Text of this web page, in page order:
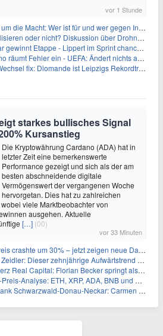
vor 1 Stunde
die Macht: Wer ist für und wer gegen Infantino?
oder nicht? Diskussion über Drohnenabwehr
gewinnt Etappe - Lippert im Sprint chancenlos
räumt Fehler ein - UEFA: Ändert nichts an Boykott
fix: Diomande ist Leipzigs Rekordtransfer
starkes bullisches Signal
Kursanstieg
Die Kryptowährung Cardano (ADA) hat in
letzter Zeit eine bemerkenswerte
Performance gezeigt und sich als der am
besten abschneidende digitale
Vermögenswert der vergangenen Woche
hervorgetan. Dies hat zu zahlreichen
viele Marktbeobachter von
ausgehen. Aktuelle
[…] (00)
vor 33 Minuten
um 30% – jetzt zeigen neue Daten: War es berechtigt?
Dieser zehnjährige Aufwärtstrend macht mich optimistisch
Real Capital: Florian Becker springt als Leiter ein
Analyse: ETH, XRP, ADA, BNB und HYPE
Donau-Neckar: Carmen Wedam übernimmt Aufsichtsratsvorsitz